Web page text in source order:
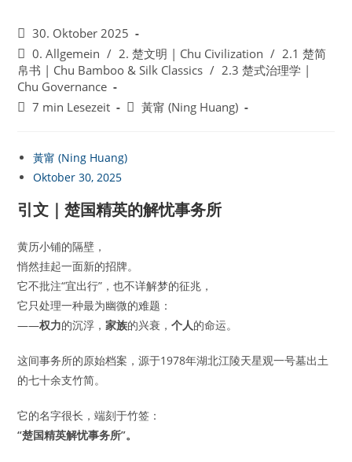
Beitrag
veröffentlicht:
30. Oktober 2025
Beitrags-
Kategorie:
0. Allgemein / 2. 楚文明 | Chu Civilization / 2.1 楚简
帛书 | Chu Bamboo & Silk Classics / 2.3 楚式治理学 |
Chu Governance
Lesedauer:
7 min Lesezeit
Beitrags-
黃甯 (Ning Huang)
黃甯 (Ning Huang)
Oktober 30, 2025
引文｜楚国精英的解忧事务所
黄历小铺的隔壁，
悄然挂起一面新的招牌。
它不批注“宜出行”，也不详解梦的征兆，
它只处理一种最为幽微的难题：
——权力的沉浮，家族的兴衰，个人的命运。
这间事务所的原始档案，源于1978年湖北江陵天星观一号墓出土
的七十余支竹简。
它的名字很长，端刻于竹签：
“楚国精英解忧事务所”。